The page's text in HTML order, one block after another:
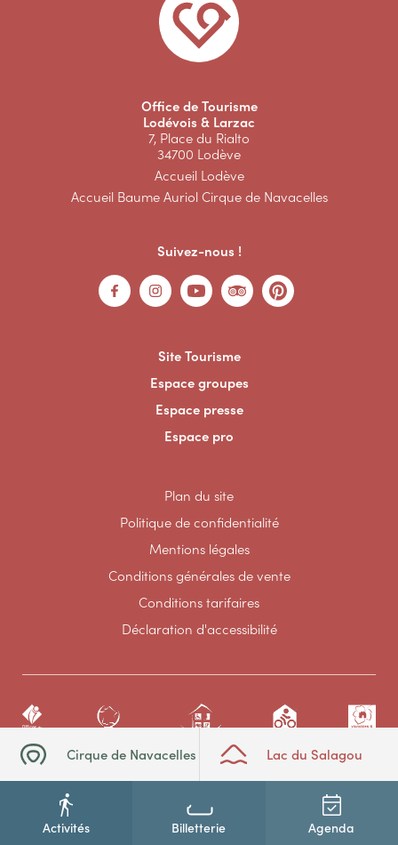
Cirque de Navacelles Lac du Salagou
Activités Billetterie Agenda
Office de Tourisme
Lodévois & Larzac
7, Place du Rialto
34700 Lodève
Accueil Lodève
Accueil Baume Auriol Cirque de Navacelles
Suivez-nous !
Site Tourisme
Espace groupes
Espace presse
Espace pro
Plan du site
Politique de confidentialité
Mentions légales
Conditions générales de vente
Conditions tarifaires
Déclaration d'accessibilité